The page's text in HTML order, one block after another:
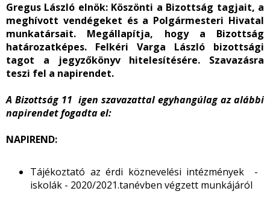
Gregus László elnök: Köszönti a Bizottság tagjait, a
meghívott vendégeket és a Polgármesteri Hivatal
munkatársait. Megállapítja, hogy a Bizottság
határozatképes. Felkéri Varga László bizottsági
tagot a jegyzőkönyv hitelesítésére. Szavazásra
teszi fel a napirendet.
A Bizottság 11 igen szavazattal egyhangúlag az alábbi
napirendet fogadta el:
NAPIREND:
Tájékoztató az érdi köznevelési intézmények -
iskolák - 2020/2021.tanévben végzett munkájáról